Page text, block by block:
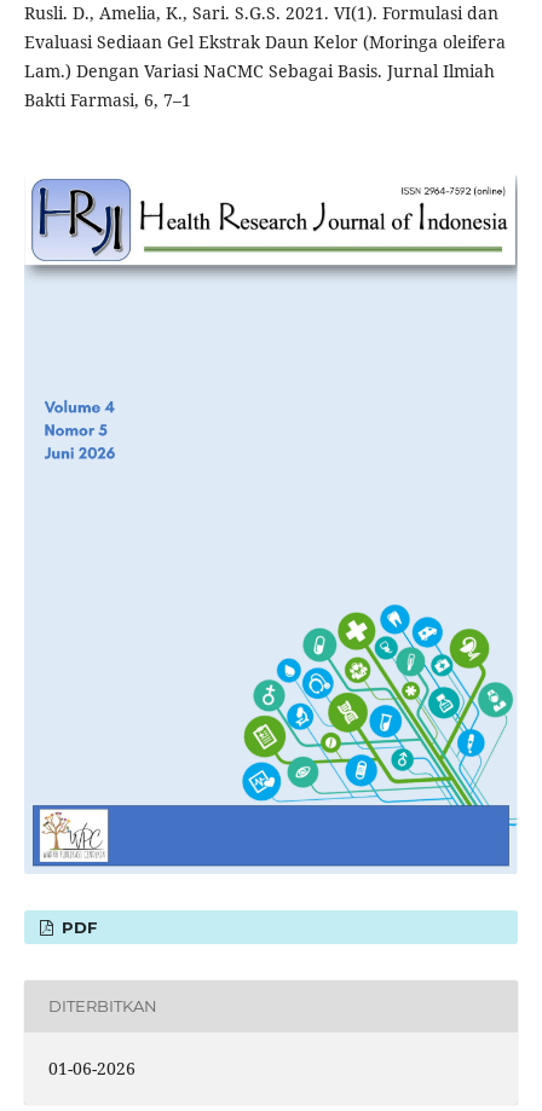
Rusli. D., Amelia, K., Sari. S.G.S. 2021. VI(1). Formulasi dan
Evaluasi Sediaan Gel Ekstrak Daun Kelor (Moringa oleifera
Lam.) Dengan Variasi NaCMC Sebagai Basis. Jurnal Ilmiah
Bakti Farmasi, 6, 7–1
PDF
DITERBITKAN
01-06-2026